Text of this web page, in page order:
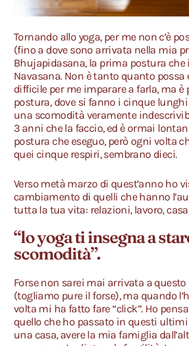
Tornando allo yoga, per me non c’è
(fino a dove sono arrivata nella mia
Bhujapidasana, la prima postura che
Navasana. Non è tanto quanto possa
difficile per me imparare a farla, ma è
postura, dove si fanno i cinque
una scomodità veramente
3 anni che la faccio, ed è ormai
postura che eseguo, però ogni volta
quei cinque respiri, sembrano dieci.
Verso metà marzo di quest’anno ho
cambiamento di quelli che hanno
tutta la tua vita: relazioni, lavoro,
“lo yoga ti insegna a
scomodità”.
Forse non sarei mai arrivata a questo
(togliamo pure il forse), ma quando
volta mi ha fatto fare “click”. Ho
quello che ho passato in questi
una casa, avere la mia famiglia